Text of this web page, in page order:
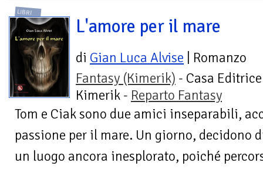
LIBRI
L'amore per il mare
di Gian Luca Alvise | Romanzo
Fantasy (Kimerik) - Casa Editrice
Kimerik - Reparto Fantasy
Tom e Ciak sono due amici inseparabili,
passione per il mare. Un giorno, decidono
un luogo ancora inesplorato, poiché